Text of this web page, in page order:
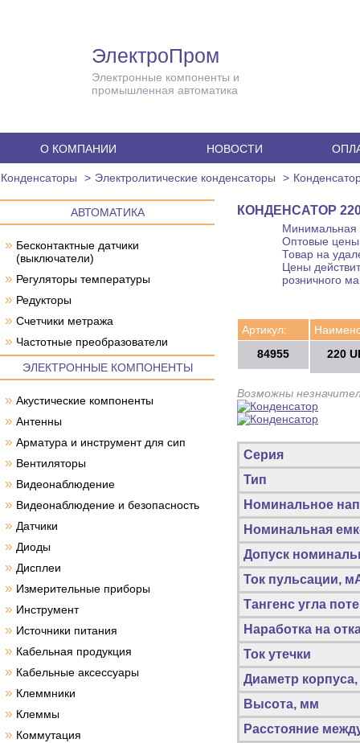
ЭлектроПром
Электронные компоненты и
промышленная автоматика
О КОМПАНИИ НОВОСТИ
Конденсаторы Электролитические конденсаторы
АВТОМАТИКА
» Бесконтактные датчики
(выключатели)
» Регуляторы температуры
» Редукторы
» Счетчики метража
» Частотные преобразователи
ЭЛЕКТРОННЫЕ КОМПОНЕНТЫ
» Акустические компоненты
» Антенны
» Арматура и инструмент для сип
» Вентиляторы
» Видеонаблюдение
» Видеонаблюдение и безопасность
» Датчики
» Диоды
» Дисплеи
» Измерительные приборы
» Инструмент
» Источники питания
» Кабельная продукция
» Кабельные аксессуары
» Клеммники
» Клеммы
» Коммутация
КОНДЕНСАТОР 220
Минимальная
Оптовые цены
Товар на
Цены
розничного
Артикул:
84955
220
Возможны
Серия
Тип
Номинальное
Номинальная
Допуск
Ток пульсации,
Тангенс угла
Наработка на
Ток утечки
Диаметр
Высота, мм
Расстояние